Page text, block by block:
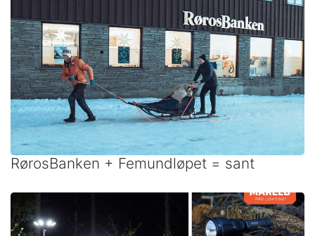
RørosBanken + Femundløpet = sant